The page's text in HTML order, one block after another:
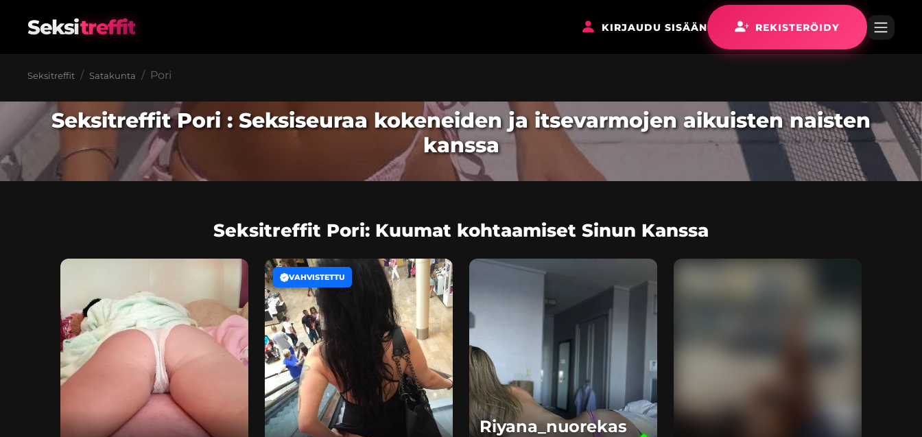
Seksitreffit KIRJAUDU SISÄÄN REKISTERÖIDY
Seksitreffit Satakunta Pori
Seksitreffit Pori : Seksiseuraa kokeneiden ja itsevarmojen aikuisten naisten
kanssa
Seksitreffit Pori: Kuumat kohtaamiset Sinun Kanssa
VAHVISTETTU
Riyana_nuorekas